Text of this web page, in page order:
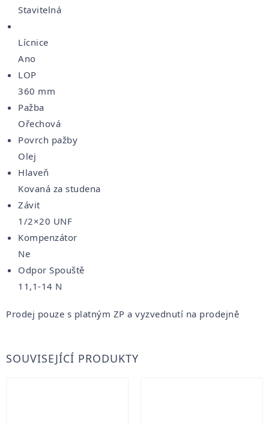
Stavitelná
Lícnice
Ano
LOP
360 mm
Pažba
Ořechová
Povrch pažby
Olej
Hlaveň
Kovaná za studena
Závit
1/2×20 UNF
Kompenzátor
Ne
Odpor Spouště
11,1-14 N
Prodej pouze s platným ZP a vyzvednutí na prodejně
SOUVISEJÍCÍ PRODUKTY